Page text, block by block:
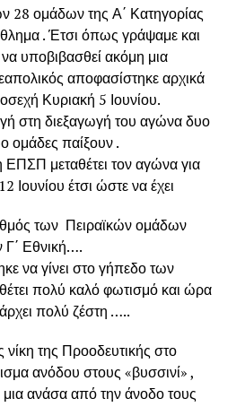
28 ομάδων της Α΄ Κατηγορίας
. Έτσι όπως γράψαμε και
υποβιβασθεί ακόμη μια
αποφασίστηκε αρχικά
Κυριακή 5 Ιουνίου.
στη διεξαγωγή του αγώνα δυο
ομάδες παίξουν .
μεταθέτει τον αγώνα για
Ιουνίου έτσι ώστε να έχει
των Πειραϊκών ομάδων
Γ΄ Εθνική….
να γίνει στο γήπεδο των
πολύ καλό φωτισμό και ώρα
πολύ ζέστη …..
της Προοδευτικής στο
ανόδου στους «βυσσινί» ,
ανάσα από την άνοδο τους